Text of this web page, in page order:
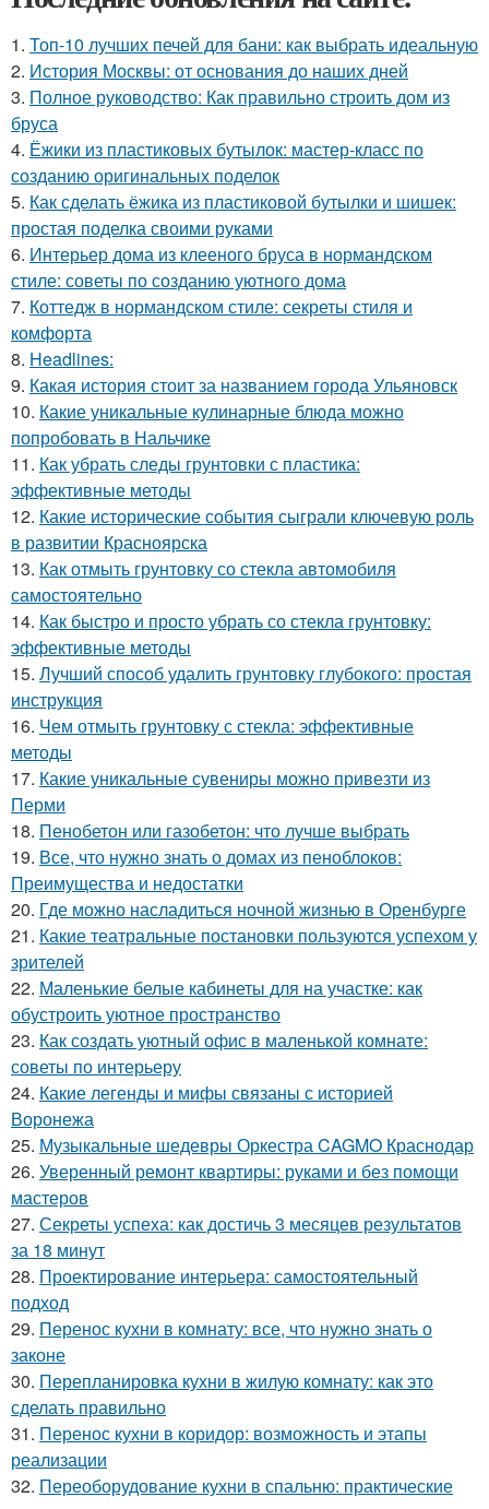
1. Топ-10 лучших печей для бани: как выбрать идеальную
2. История Москвы: от основания до наших дней
3. Полное руководство: Как правильно строить дом из
бруса
4. Ёжики из пластиковых бутылок: мастер-класс по
созданию оригинальных поделок
5. Как сделать ёжика из пластиковой бутылки и шишек:
простая поделка своими руками
6. Интерьер дома из клееного бруса в нормандском
стиле: советы по созданию уютного дома
7. Коттедж в нормандском стиле: секреты стиля и
комфорта
8. Headlines:
9. Какая история стоит за названием города Ульяновск
10. Какие уникальные кулинарные блюда можно
попробовать в Нальчике
11. Как убрать следы грунтовки с пластика:
эффективные методы
12. Какие исторические события сыграли ключевую роль
в развитии Красноярска
13. Как отмыть грунтовку со стекла автомобиля
самостоятельно
14. Как быстро и просто убрать со стекла грунтовку:
эффективные методы
15. Лучший способ удалить грунтовку глубокого: простая
инструкция
16. Чем отмыть грунтовку с стекла: эффективные
методы
17. Какие уникальные сувениры можно привезти из
Перми
18. Пенобетон или газобетон: что лучше выбрать
19. Все, что нужно знать о домах из пеноблоков:
Преимущества и недостатки
20. Где можно насладиться ночной жизнью в Оренбурге
21. Какие театральные постановки пользуются успехом у
зрителей
22. Маленькие белые кабинеты для на участке: как
обустроить уютное пространство
23. Как создать уютный офис в маленькой комнате:
советы по интерьеру
24. Какие легенды и мифы связаны с историей
Воронежа
25. Музыкальные шедевры Оркестра CAGMO Краснодар
26. Уверенный ремонт квартиры: руками и без помощи
мастеров
27. Секреты успеха: как достичь 3 месяцев результатов
за 18 минут
28. Проектирование интерьера: самостоятельный
подход
29. Перенос кухни в комнату: все, что нужно знать о
законе
30. Перепланировка кухни в жилую комнату: как это
сделать правильно
31. Перенос кухни в коридор: возможность и этапы
реализации
32. Переоборудование кухни в спальню: практические